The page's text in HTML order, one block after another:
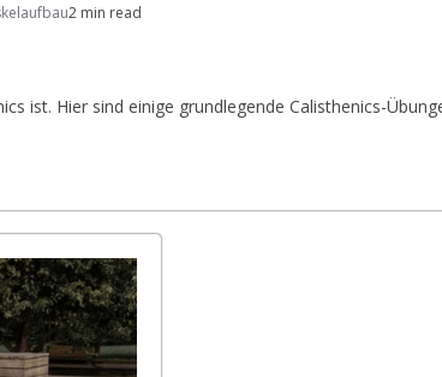
2 min read
ist. Hier sind einige grundlegende Calisthenics-